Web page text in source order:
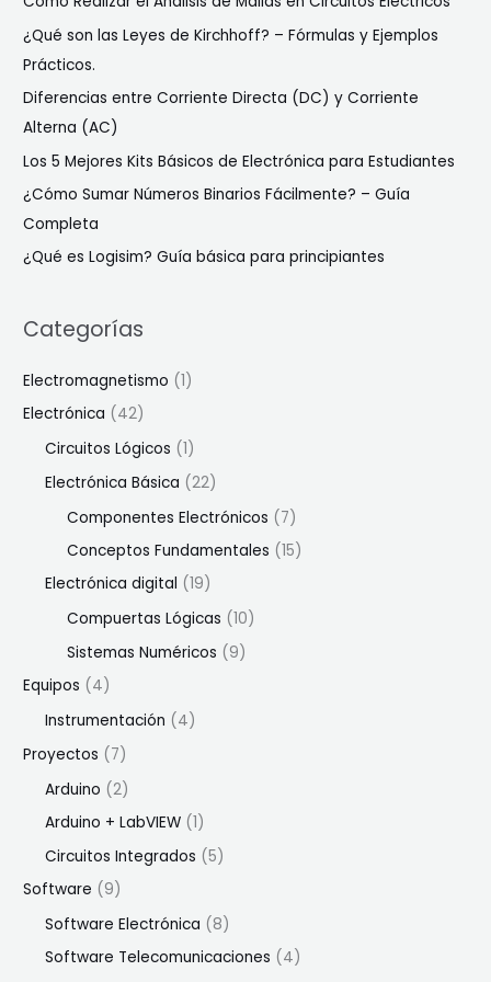
¿Qué son las Leyes de Kirchhoff? – Fórmulas y Ejemplos
Prácticos.
Diferencias entre Corriente Directa (DC) y Corriente
Alterna (AC)
Los 5 Mejores Kits Básicos de Electrónica para Estudiantes
¿Cómo Sumar Números Binarios Fácilmente? – Guía
Completa
¿Qué es Logisim? Guía básica para principiantes
Categorías
Electromagnetismo (1)
Electrónica (42)
Circuitos Lógicos (1)
Electrónica Básica (22)
Componentes Electrónicos (7)
Conceptos Fundamentales (15)
Electrónica digital (19)
Compuertas Lógicas (10)
Sistemas Numéricos (9)
Equipos (4)
Instrumentación (4)
Proyectos (7)
Arduino (2)
Arduino + LabVIEW (1)
Circuitos Integrados (5)
Software (9)
Software Electrónica (8)
Software Telecomunicaciones (4)